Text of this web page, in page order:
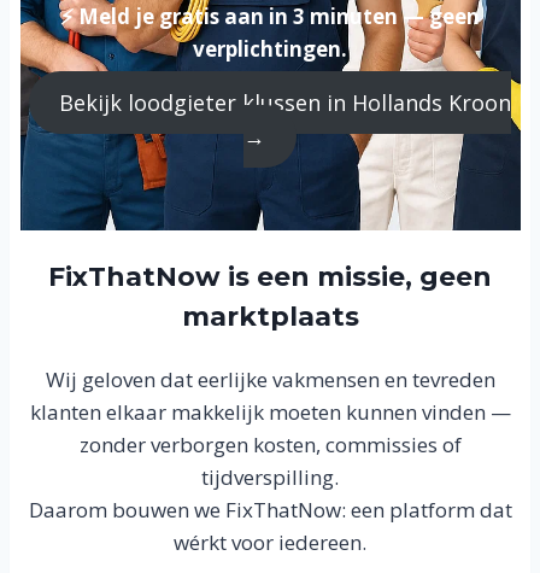
⚡ Meld je gratis aan in 3 minuten — geen
verplichtingen.
Bekijk loodgieter klussen in Hollands Kroon
→
FixThatNow is een missie, geen
marktplaats
Wij geloven dat eerlijke vakmensen en tevreden
klanten elkaar makkelijk moeten kunnen vinden —
zonder verborgen kosten, commissies of
tijdverspilling.
Daarom bouwen we FixThatNow: een platform dat
wérkt voor iedereen.